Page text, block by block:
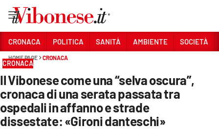
Sezioni
CRONACA
POLITICA
SANITÀ
CRONACA POLITICA SANITÀ AMBIENTE SOCIETÀ
HOME PAGE CRONACA
CRONACA
Il Vibonese come una “selva oscura”,
cronaca di una serata passata tra
ospedali in affanno e strade
dissestate: «Gironi danteschi»